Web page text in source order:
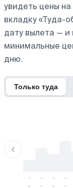
увидеть цены
вкладку «Туда-
дату вылета — и
минимальные
дню.
Только туда
-
-
-
-
-
-
-
-